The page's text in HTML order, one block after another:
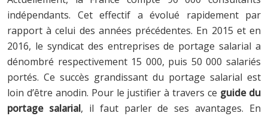
indépendants. Cet effectif a évolué rapidement par
rapport à celui des années précédentes. En 2015 et en
2016, le syndicat des entreprises de portage salarial a
dénombré respectivement 15 000, puis 50 000 salariés
portés. Ce succès grandissant du portage salarial est
loin d’être anodin. Pour le justifier à travers ce guide du
portage salarial, il faut parler de ses avantages. En